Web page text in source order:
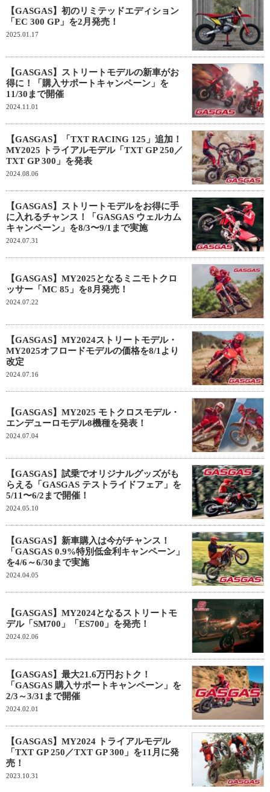
【GASGAS】初のリミテッドエディション
「EC 300 GP」を2月発売！
2025.01.17
【GASGAS】ストリートモデルの新車がお
得に！「購入サポートキャンペーン」を
11/30まで開催
2024.11.01
【GASGAS】「TXT RACING 125」追加！
MY2025 トライアルモデル「TXT GP 250／
TXT GP 300」を発表
2024.08.06
【GASGAS】ストリートモデルをお得に手
に入れるチャンス！「GASGAS ウェルカム
キャンペーン」を8/3〜9/1まで実施
2024.07.31
【GASGAS】MY2025となるミニモトクロ
ッサー「MC 85」を8月発売！
2024.07.22
【GASGAS】MY2024ストリートモデル・
MY2025オフロードモデルの価格を8/1より
改定
2024.07.16
【GASGAS】MY2025 モトクロスモデル・
エンデューロモデル8機種を発表！
2024.07.04
【GASGAS】試乗でオリジナルグッズがも
らえる「GASGAS テストライドフェア」を
5/11〜6/2まで開催！
2024.05.10
【GASGAS】新車購入は今がチャンス！
「GASGAS 0.9%特別低金利キャンペーン」
を4/6～6/30まで実施
2024.04.05
【GASGAS】MY2024となるストリートモ
デル「SM700」「ES700」を発売！
2024.02.06
【GASGAS】最大21.6万円おトク！
「GASGAS 購入サポートキャンペーン」を
2/3～3/31まで開催
2024.02.01
【GASGAS】MY2024 トライアルモデル
「TXT GP 250／TXT GP 300」を11月に発
売！
2023.10.31